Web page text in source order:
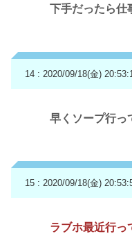
下手だったら仕
14 : 2020/09/18(金)
早くソープ行っ
15 : 2020/09/18(金)
ラブホ最近行っ